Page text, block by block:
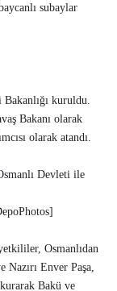
subaylar
kuruldu.
Bakanı olarak
olarak atandı.
Devleti ile
Osmanlıdan
Enver Paşa,
Bakü ve